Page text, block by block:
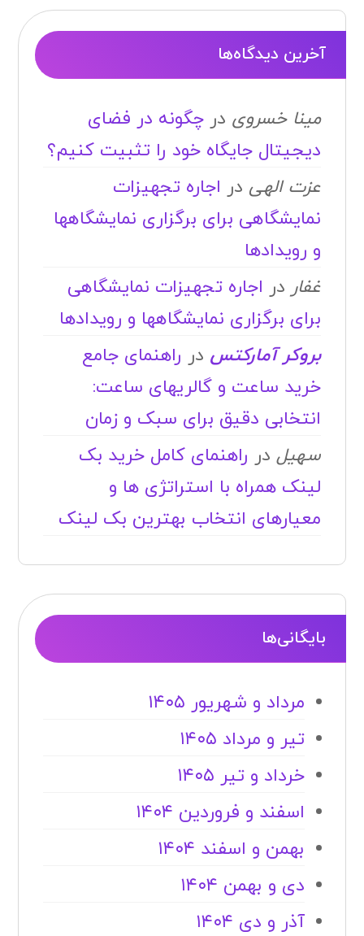
آخرین دیدگاه‌ها
مینا خسروی درچگونه در فضای
دیجیتال جایگاه خود را تثبیت کنیم؟
عزت الهی در اجاره تجهیزات
نمایشگاهی برای برگزاری نمایشگاهها
و رویدادها
غفار در اجاره تجهیزات نمایشگاهی
برای برگزاری نمایشگاهها و رویدادها
بروکر آمارکتس در راهنمای جامع
خرید ساعت و گالریهای ساعت:
انتخابی دقیق برای سبک و زمان
سهیل در راهنمای کامل خرید بک
لینک همراه با استراتژی ها و
معیارهای انتخاب بهترین بک لینک
بایگانی‌ها
مرداد و شهریور ۱۴۰۵
تیر و مرداد ۱۴۰۵
خرداد و تیر ۱۴۰۵
اسفند و فروردین ۱۴۰۴
بهمن و اسفند ۱۴۰۴
دی و بهمن ۱۴۰۴
آذر و دی ۱۴۰۴